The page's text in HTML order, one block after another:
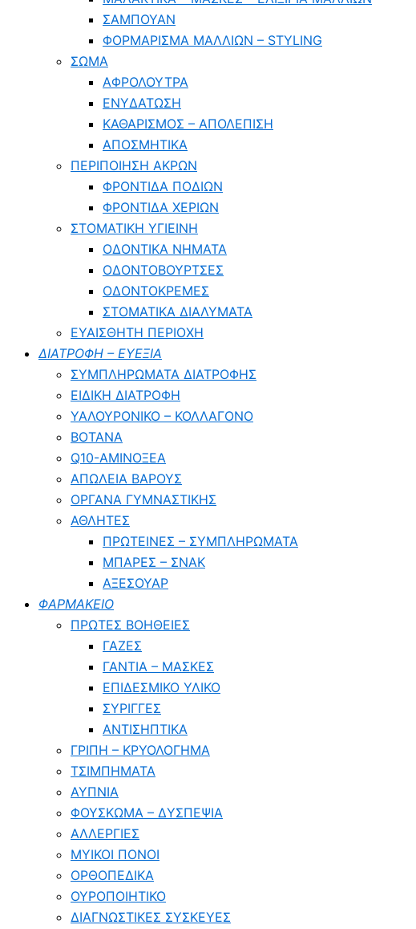
ΣΑΜΠΟΥΑΝ
ΦΟΡΜΑΡΙΣΜΑ ΜΑΛΛΙΩΝ – STYLING
ΣΩΜΑ
ΑΦΡΟΛΟΥΤΡΑ
ΕΝΥΔΑΤΩΣΗ
ΚΑΘΑΡΙΣΜΟΣ – ΑΠΟΛΕΠΙΣΗ
ΑΠΟΣΜΗΤΙΚΑ
ΠΕΡΙΠΟΙΗΣΗ ΑΚΡΩΝ
ΦΡΟΝΤΙΔΑ ΠΟΔΙΩΝ
ΦΡΟΝΤΙΔΑ ΧΕΡΙΩΝ
ΣΤΟΜΑΤΙΚΗ ΥΓΙΕΙΝΗ
ΟΔΟΝΤΙΚΑ ΝΗΜΑΤΑ
ΟΔΟΝΤΟΒΟΥΡΤΣΕΣ
ΟΔΟΝΤΟΚΡΕΜΕΣ
ΣΤΟΜΑΤΙΚΑ ΔΙΑΛΥΜΑΤΑ
ΕΥΑΙΣΘΗΤΗ ΠΕΡΙΟΧΗ
ΔΙΑΤΡΟΦΗ – ΕΥΕΞΙΑ
ΣΥΜΠΛΗΡΩΜΑΤΑ ΔΙΑΤΡΟΦΗΣ
ΕΙΔΙΚΗ ΔΙΑΤΡΟΦΗ
ΥΑΛΟΥΡΟΝΙΚΟ – ΚΟΛΛΑΓΟΝΟ
ΒΟΤΑΝΑ
Q10-ΑΜΙΝΟΞΕΑ
ΑΠΩΛΕΙΑ ΒΑΡΟΥΣ
ΟΡΓΑΝΑ ΓΥΜΝΑΣΤΙΚΗΣ
ΑΘΛΗΤΕΣ
ΠΡΩΤΕΙΝΕΣ – ΣΥΜΠΛΗΡΩΜΑΤΑ
ΜΠΑΡΕΣ – ΣΝΑΚ
ΑΞΕΣΟΥΑΡ
ΦΑΡΜΑΚΕΙΟ
ΠΡΩΤΕΣ ΒΟΗΘΕΙΕΣ
ΓΑΖΕΣ
ΓΑΝΤΙΑ – ΜΑΣΚΕΣ
ΕΠΙΔΕΣΜΙΚΟ ΥΛΙΚΟ
ΣΥΡΙΓΓΕΣ
ΑΝΤΙΣΗΠΤΙΚΑ
ΓΡΙΠΗ – ΚΡΥΟΛΟΓΗΜΑ
ΤΣΙΜΠΗΜΑΤΑ
ΑΥΠΝΙΑ
ΦΟΥΣΚΩΜΑ – ΔΥΣΠΕΨΙΑ
ΑΛΛΕΡΓΙΕΣ
ΜΥΙΚΟΙ ΠΟΝΟΙ
ΟΡΘΟΠΕΔΙΚΑ
ΟΥΡΟΠΟΙΗΤΙΚΟ
ΔΙΑΓΝΩΣΤΙΚΕΣ ΣΥΣΚΕΥΕΣ